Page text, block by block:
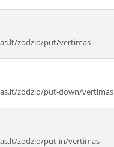
zodzio/put/vertimas
zodzio/put-down/vertimas
zodzio/put-in/vertimas